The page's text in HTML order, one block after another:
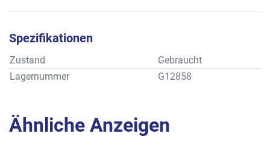
Spezifikationen
Zustand
Gebraucht
Lagernummer
G12858
Ähnliche Anzeigen